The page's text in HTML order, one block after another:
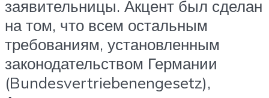
заявительницы. Акцент был сделан
на том, что всем остальным
требованиям, установленным
законодательством Германии
(Bundesvertriebenengesetz),